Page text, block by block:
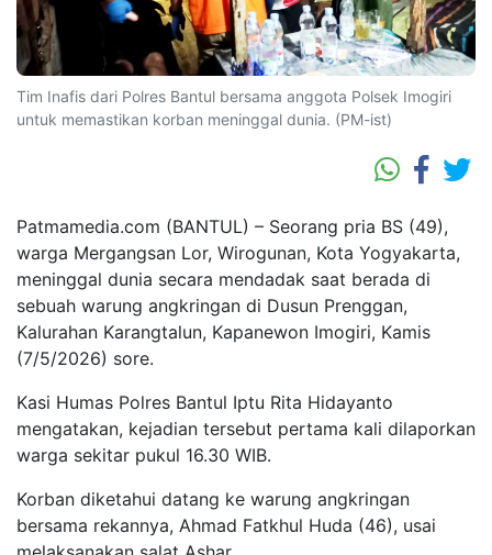
Tim Inafis dari Polres Bantul bersama anggota Polsek Imogiri
untuk memastikan korban meninggal dunia. (PM-ist)
Patmamedia.com (BANTUL) – Seorang pria BS (49),
warga Mergangsan Lor, Wirogunan, Kota Yogyakarta,
meninggal dunia secara mendadak saat berada di
sebuah warung angkringan di Dusun Prenggan,
Kalurahan Karangtalun, Kapanewon Imogiri, Kamis
(7/5/2026) sore.
Kasi Humas Polres Bantul Iptu Rita Hidayanto
mengatakan, kejadian tersebut pertama kali dilaporkan
warga sekitar pukul 16.30 WIB.
Korban diketahui datang ke warung angkringan
bersama rekannya, Ahmad Fatkhul Huda (46), usai